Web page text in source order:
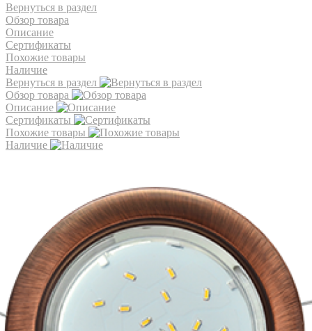
Вернуться в раздел
Обзор товара
Описание
Сертификаты
Похожие товары
Наличие
Вернуться в раздел
Обзор товара
Описание
Сертификаты
Похожие товары
Наличие